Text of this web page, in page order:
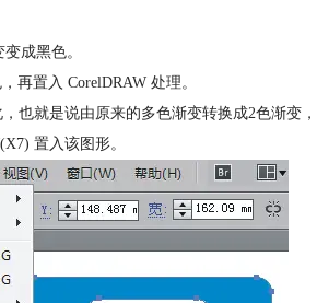
成黑色。
再置入 CorelDRAW 处理。
也就是说由原来的多色渐变转换成2色渐变，
置入该图形。